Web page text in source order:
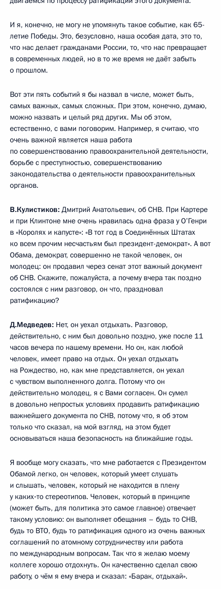
И я, конечно, не могу не упомянуть такое событие, как 65-
летие Победы. Это, безусловно, наша особая дата, это то,
что нас делает гражданами России, то, что нас превращает
в современных людей, но в то же время не даёт забыть
о прошлом.
Вот эти пять событий я бы назвал в числе, может быть,
самых важных, самых сложных. При этом, конечно, думаю,
можно назвать и целый ряд других. Мы об этом,
естественно, с вами поговорим. Например, я считаю, что
очень важной является наша работа
по совершенствованию правоохранительной деятельности,
борьбе с преступностью, совершенствованию
законодательства о деятельности правоохранительных
органов.
В.Кулистиков: Дмитрий Анатольевич, об СНВ. При Картере
и при Клинтоне мне очень нравилась одна фраза у О’Генри
в «Королях и капусте»: «В тот год в Соединённых Штатах
ко всем прочим несчастьям был президент-демократ». А вот
Обама, демократ, совершенно не такой человек, он
молодец: он продавил через сенат этот важный документ
об СНВ. Скажите, пожалуйста, а почему вчера так поздно
состоялся с ним разговор, он что, праздновал
ратификацию?
Д.Медведев: Нет, он уехал отдыхать. Разговор,
действительно, с ним был довольно поздно, уже после 11
часов вечера по нашему времени. Но он, как любой
человек, имеет право на отдых. Он уехал отдыхать
на Рождество, но, как мне представляется, он уехал
с чувством выполненного долга. Потому что он
действительно молодец, я с Вами согласен. Он сумел
в довольно непростых условиях продавить ратификацию
важнейшего документа по СНВ, потому что, я об этом
только что сказал, на мой взгляд, на этом будет
основываться наша безопасность на ближайшие годы.
Я вообще могу сказать, что мне работается с Президентом
Обамой легко, он человек, который умеет слушать
и слышать, человек, который не находится в плену
у каких‑то стереотипов. Человек, который в принципе
(может быть, для политика это самое главное) отвечает
такому условию: он выполняет обещания – будь то СНВ,
будь то ВТО, будь то ратификация одного из очень важных
соглашений по атомному сотрудничеству или работа
по международным вопросам. Так что я желаю моему
коллеге хорошо отдохнуть. Он качественно сделал свою
работу, о чём я ему вчера и сказал: «Барак, отдыхай».